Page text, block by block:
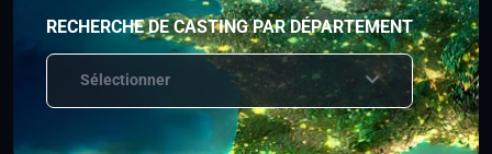
RECHERCHE DE CASTING PAR DÉPARTEMENT
Sélectionner